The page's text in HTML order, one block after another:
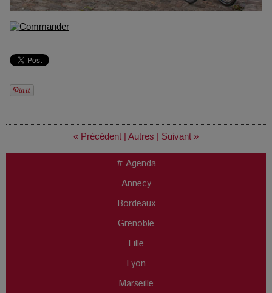
« Précédent | Autres | Suivant »
# Agenda
Annecy
Bordeaux
Grenoble
Lille
Lyon
Marseille